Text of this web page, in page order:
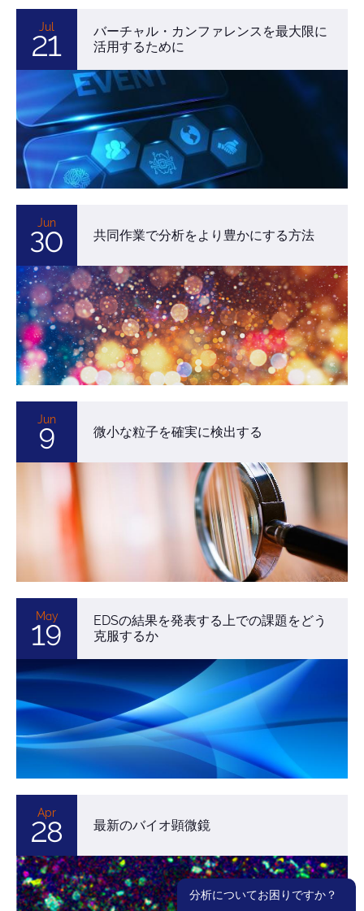
Jul
21
バーチャル・カンファレンスを最大限に
活用するために
Jun
30 共同作業で分析をより豊かにする方法
Jun
9 微小な粒子を確実に検出する
May
19
EDSの結果を発表する上での課題をどう
克服するか
Apr
28 最新のバイオ顕微鏡
分析についてお困りですか？